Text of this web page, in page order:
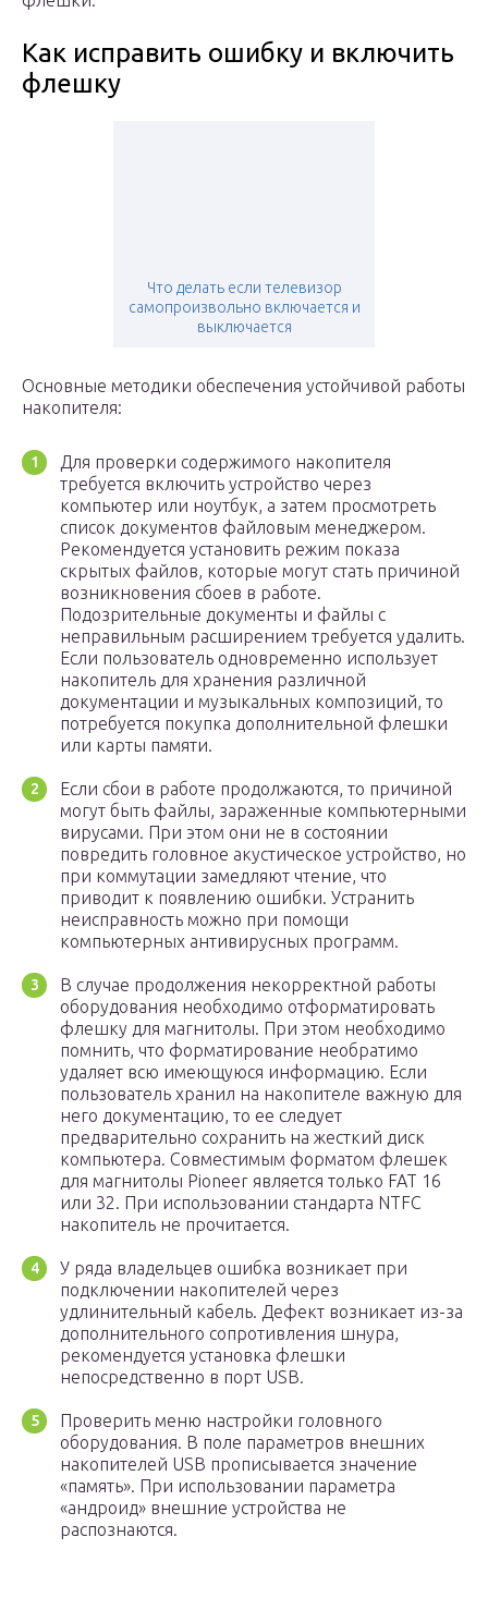
Как исправить ошибку и включить
флешку
Что делать если телевизор
самопроизвольно включается и
выключается
Основные методики обеспечения устойчивой работы
накопителя:
Для проверки содержимого накопителя
требуется включить устройство через
компьютер или ноутбук, а затем просмотреть
список документов файловым менеджером.
Рекомендуется установить режим показа
скрытых файлов, которые могут стать причиной
возникновения сбоев в работе.
Подозрительные документы и файлы с
неправильным расширением требуется удалить.
Если пользователь одновременно использует
накопитель для хранения различной
документации и музыкальных композиций, то
потребуется покупка дополнительной флешки
или карты памяти.
Если сбои в работе продолжаются, то причиной
могут быть файлы, зараженные компьютерными
вирусами. При этом они не в состоянии
повредить головное акустическое устройство, но
при коммутации замедляют чтение, что
приводит к появлению ошибки. Устранить
неисправность можно при помощи
компьютерных антивирусных программ.
В случае продолжения некорректной работы
оборудования необходимо отформатировать
флешку для магнитолы. При этом необходимо
помнить, что форматирование необратимо
удаляет всю имеющуюся информацию. Если
пользователь хранил на накопителе важную для
него документацию, то ее следует
предварительно сохранить на жесткий диск
компьютера. Совместимым форматом флешек
для магнитолы Pioneer является только FAT 16
или 32. При использовании стандарта NTFC
накопитель не прочитается.
У ряда владельцев ошибка возникает при
подключении накопителей через
удлинительный кабель. Дефект возникает из-за
дополнительного сопротивления шнура,
рекомендуется установка флешки
непосредственно в порт USB.
Проверить меню настройки головного
оборудования. В поле параметров внешних
накопителей USB прописывается значение
«память». При использовании параметра
«андроид» внешние устройства не
распознаются.